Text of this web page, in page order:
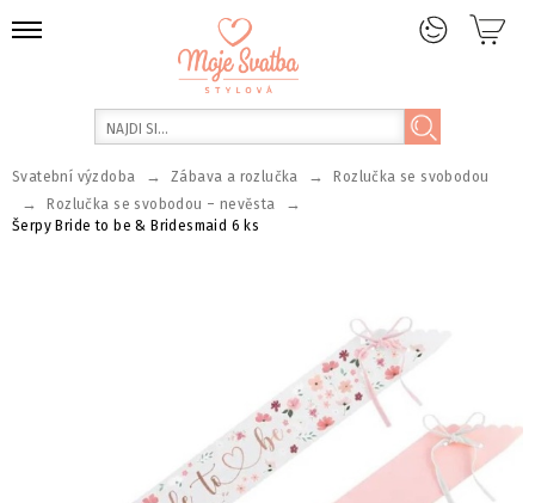
Svatební výzdoba → Zábava a rozlučka → Rozlučka se svobodou
→ Rozlučka se svobodou – nevěsta →
Šerpy Bride to be & Bridesmaid 6 ks